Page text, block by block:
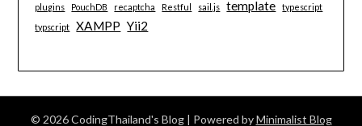
plugins PouchDB recaptcha Restful sail.js template
typescript
typscript
XAMPP Yii2
© 2026 CodingThailand's Blog | Powered byMinimalist Blog